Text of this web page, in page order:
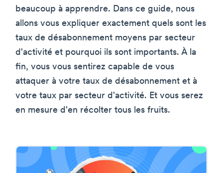
beaucoup à apprendre. Dans ce guide, nous
allons vous expliquer exactement quels sont les
taux de désabonnement moyens par secteur
d'activité et pourquoi ils sont importants. À la
fin, vous vous sentirez capable de vous
attaquer à votre taux de désabonnement et à
votre taux par secteur d'activité. Et vous serez
en mesure d'en récolter tous les fruits.